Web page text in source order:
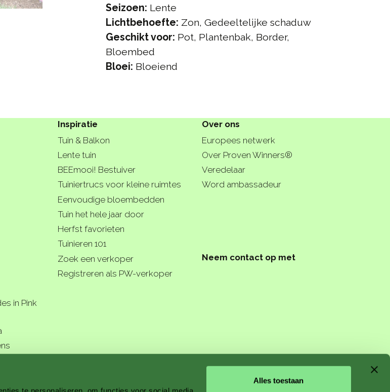
Alles toestaan
Seizoen: Lente
Lichtbehoefte: Zon, Gedeeltelijke schaduw
Geschikt voor: Pot, Plantenbak, Border,
Bloembed
Bloei: Bloeiend
Inspiratie
Tuin & Balkon
Lente tuin
BEEmooi! Bestuiver
Tuiniertrucs voor kleine ruimtes
Eenvoudige bloembedden
Tuin het hele jaar door
Herfst favorieten
Tuinieren 101
Over ons
Europees netwerk
Over Proven Winners®
Veredelaar
Word ambassadeur
in Pink
Zoek een verkoper
Registreren als PW-verkoper
Neem contact op met